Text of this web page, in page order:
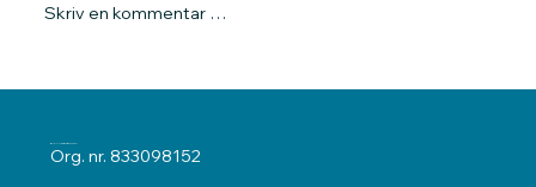
Klager ble ikke gitt medhold.
Skriv en kommentar …
ELKLAGENEMNDA
Org. nr. 833098152